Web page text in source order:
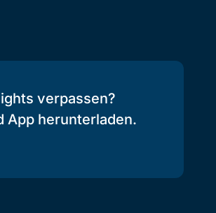
verpassen?
App herunterladen.